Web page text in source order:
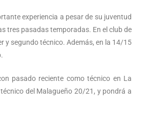
experiencia a pesar de su juventud
tres pasadas temporadas. En el club de
y segundo técnico. Además, en la 14/15
pasado reciente como técnico en La
del Malagueño 20/21, y pondrá a